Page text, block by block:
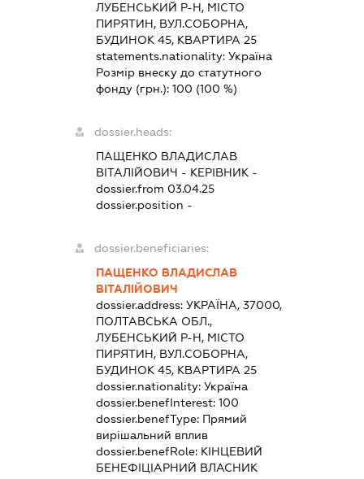
ЛУБЕНСЬКИЙ Р-Н, МІСТО
ПИРЯТИН, ВУЛ.СОБОРНА,
БУДИНОК 45, КВАРТИРА 25
statements.nationality: Україна
Розмір внеску до статутного
фонду (грн.): 100 (100 %)
dossier.heads:
ПАЩЕНКО ВЛАДИСЛАВ
ВІТАЛІЙОВИЧ - КЕРІВНИК-
dossier.from 03.04.25
dossier.position -
dossier.beneficiaries:
ПАЩЕНКО ВЛАДИСЛАВ
ВІТАЛІЙОВИЧ
dossier.address: УКРАЇНА, 37000,
ПОЛТАВСЬКА ОБЛ.,
ЛУБЕНСЬКИЙ Р-Н, МІСТО
ПИРЯТИН, ВУЛ.СОБОРНА,
БУДИНОК 45, КВАРТИРА 25
dossier.nationality: Україна
dossier.benefInterest: 100
dossier.benefType: Прямий
вирішальний вплив
dossier.benefRole: КІНЦЕВИЙ
БЕНЕФІЦІАРНИЙ ВЛАСНИК